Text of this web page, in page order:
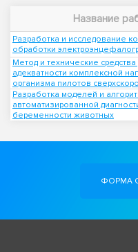
Название
Разработка и исследование
обработки
Метод и технические
адекватности комплексной
организма пилотов
Разработка моделей и
автоматизированной
беременности животных
ФОРМА